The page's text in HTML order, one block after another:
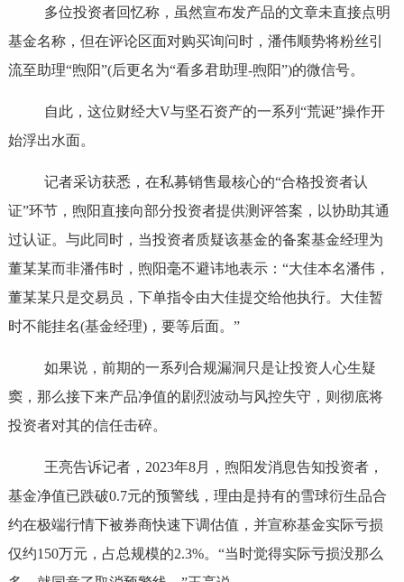
多位投资者回忆称，虽然宣布发产品的文章未直接点明
基金名称，但在评论区面对购买询问时，潘伟顺势将粉丝引
流至助理“煦阳”(后更名为“看多君助理-煦阳”)的微信号。
自此，这位财经大V与坚石资产的一系列“荒诞”操作开
始浮出水面。
记者采访获悉，在私募销售最核心的“合格投资者认
证”环节，煦阳直接向部分投资者提供测评答案，以协助其通
过认证。与此同时，当投资者质疑该基金的备案基金经理为
董某某而非潘伟时，煦阳毫不避讳地表示：“大佳本名潘伟，
董某某只是交易员，下单指令由大佳提交给他执行。大佳暂
时不能挂名(基金经理)，要等后面。”
如果说，前期的一系列合规漏洞只是让投资人心生疑
窦，那么接下来产品净值的剧烈波动与风控失守，则彻底将
投资者对其的信任击碎。
王亮告诉记者，2023年8月，煦阳发消息告知投资者，
基金净值已跌破0.7元的预警线，理由是持有的雪球衍生品合
约在极端行情下被券商快速下调估值，并宣称基金实际亏损
仅约150万元，占总规模的2.3%。“当时觉得实际亏损没那么